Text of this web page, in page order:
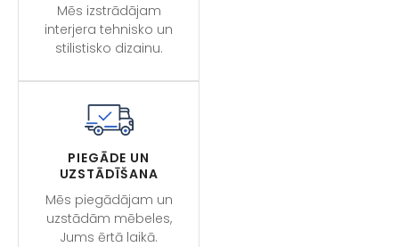
Mēs izstrādājam
interjera tehnisko un
stilistisko dizainu.
PIEGĀDE UN
UZSTĀDĪŠANA
Mēs piegādājam un
uzstādām mēbeles,
Jums ērtā laikā.